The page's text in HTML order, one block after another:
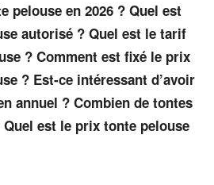
pelouse en 2026 ? Quel est
autorisé ? Quel est le tarif
? Comment est fixé le prix
? Est-ce intéressant d’avoir
annuel ? Combien de tontes
est le prix tonte pelouse